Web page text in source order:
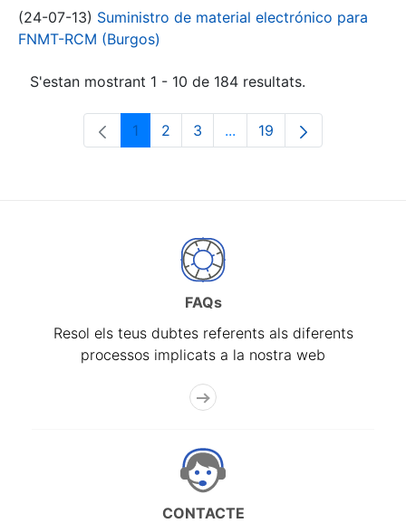
(24-07-13) Suministro de material electrónico para
FNMT-RCM (Burgos)
S'estan mostrant 1 - 10 de 184 resultats.
Pàgina
1 Pàgina
2 Pàgina
3 ...Pàgines intermèdies
Pàgina
19
FAQs
Resol els teus dubtes referents als diferents
processos implicats a la nostra web
CONTACTE